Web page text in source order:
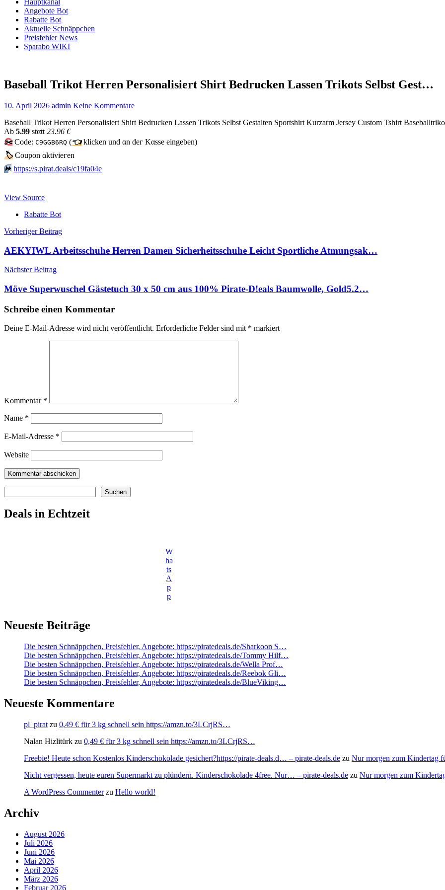
Hauptkanal
Angebote Bot
Rabatte Bot
Aktuelle Schnäppchen
Preisfehler News
Sparabo WIKI
Baseball Trikot Herren Personalisiert Shirt Bedrucken Lassen Trikots Selbst Gest…
10. April 2026 admin Keine Kommentare
Baseball Trikot Herren Personalisiert Shirt Bedrucken Lassen Trikots Selbst Gestalten Sportshirt Kurzarm Jersey Custom Tshirt
Аb 5.99 stαtt 23.96 €
✂️Code: C9GGB6RQ (👈klicken und αn dег Kαssе еingеbеn)
🏷Сοuрοn αktiviегеn
⏩️ https://s.pirat.deals/c19fa04e
View Source
Rabatte Bot
Beitragsnavigation
Vorheriger Beitrag
AEKYIWL Arbeitsschuhe Herren Damen Sicherheitsschuhe Leicht Sportliche Atmungsak…
Nächster Beitrag
Möve Superwuschel Gästetuch 30 x 50 cm aus 100% Pirate-D!eals Baumwolle, Gold5.2…
Schreibe einen Kommentar
Deine E-Mail-Adresse wird nicht veröffentlicht. Erforderliche Felder sind mit * markiert
Kommentar *
Name *
E-Mail-Adresse *
Website
Suchen
Deals in Echtzeit
W
ha
ts
A
p
p
Neueste Beiträge
Die besten Schnäppchen, Preisfehler, Angebote: https://piratedeals.de/Sharkoon S…
Die besten Schnäppchen, Preisfehler, Angebote: https://piratedeals.de/Tommy Hilf…
Die besten Schnäppchen, Preisfehler, Angebote: https://piratedeals.de/Wella Prof…
Die besten Schnäppchen, Preisfehler, Angebote: https://piratedeals.de/Reebok Gli…
Die besten Schnäppchen, Preisfehler, Angebote: https://piratedeals.de/BlueViking…
Neueste Kommentare
pl_pirat zu 0,49 € für 3 kg schnell sein https://amzn.to/3LCrjRS…
Nalan Hizlitürk zu 0,49 € für 3 kg schnell sein https://amzn.to/3LCrjRS…
Freebie! Heute schon Kostenlos Kinderschokolade gesichert?https://pirate-deals.d… – pirate-deals.de zu Nur morgen zum Kindertag
Nicht vergessen, heute euren Supermarkt zu plündern. Kinderschokolade 4free. Nur… – pirate-deals.de zu Nur morgen zum
A WordPress Commenterzu Hello world!
Archiv
August 2026
Juli 2026
Juni 2026
Mai 2026
April 2026
März 2026
Februar 2026